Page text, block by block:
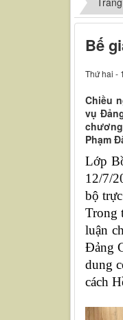
Bế
Thứ hai -
Chiều
vụ
Phạm
Lớp
12/7/
bộ
Trong
luận
Đảng
dung
cách